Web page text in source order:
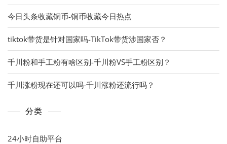
今日头条收藏铜币-铜币收藏今日热点
tiktok带货是针对国家吗-TikTok带货涉国家否？
千川粉和手工粉有啥区别-千川粉VS手工粉区别？
千川涨粉现在还可以吗-千川涨粉还流行吗？
分类
24小时自助平台